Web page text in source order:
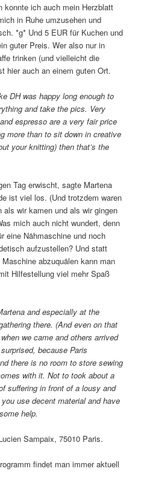
konnte ich auch mein Herzblatt
in Ruhe umzusehen und
*g* Und 5 EUR für Kuchen und
guter Preis. Wer also nur in
trinken (und vielleicht die
hier auch an einem guten Ort.
DH was happy long enough to
and take the pics. Very
espresso are a very fair price
more than to sit down in creative
your knitting) then that’s the
Tag erwischt, sagte Martena
ist viel los. (Und trotzdem waren
wir kamen und als wir gingen
mich auch nicht wundert, denn
eine Nähmaschine und noch
aufzustellen? Und statt
abzuquälen kann man
Hilfestellung viel mehr Spaß
and especially at the
there. (And even on that
we came and others arrived
because Paris
there is no room to store sewing
with it. Not to took about a
suffering in front of a lousy and
use decent material and have
help.
Sampaix, 75010 Paris.
findet man immer aktuell